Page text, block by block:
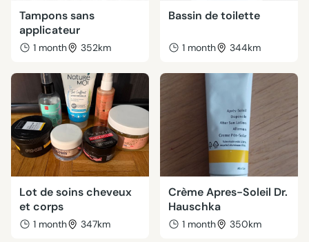
Tampons sans
applicateur
1 month 352km
Bassin de toilette
1 month 344km
Lot de soins cheveux
et corps
1 month 347km
Crème Apres-Soleil Dr.
Hauschka
1 month 350km